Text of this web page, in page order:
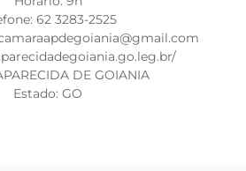
62 3283-2525
DE GOIANIA
Estado: GO